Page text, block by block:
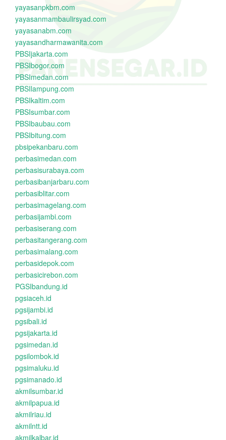
yayasanpkbm.com
yayasanmambaulirsyad.com
yayasanabm.com
yayasandharmawanita.com
PBSIjakarta.com
PBSIbogor.com
PBSImedan.com
PBSIlampung.com
PBSIkaltim.com
PBSIsumbar.com
PBSIbaubau.com
PBSIbitung.com
pbsipekanbaru.com
perbasimedan.com
perbasisurabaya.com
perbasibanjarbaru.com
perbasiblitar.com
perbasimagelang.com
perbasijambi.com
perbasiserang.com
perbasitangerang.com
perbasimalang.com
perbasidepok.com
perbasicirebon.com
PGSIbandung.id
pgsiaceh.id
pgsijambi.id
pgsibali.id
pgsijakarta.id
pgsimedan.id
pgsilombok.id
pgsimaluku.id
pgsimanado.id
akmilsumbar.id
akmilpapua.id
akmilriau.id
akmilntt.id
akmilkalbar.id